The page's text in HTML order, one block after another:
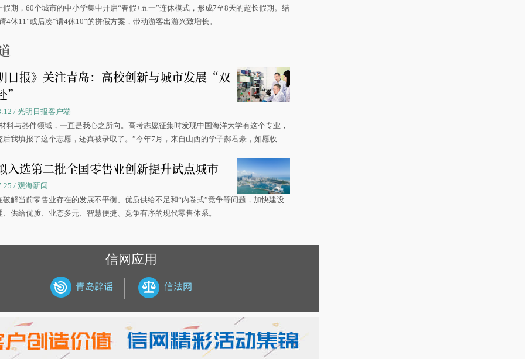
假期，60个城市的中小学集中开启“春假+五一”连休模式，形成7至8天的超长假期。结
4休11”或后凑“请4休10”的拼假方案，带动游客出游兴致增长。
日报》关注青岛：高校创新与城市发展“双
”
/ 光明日报客户端
料与器件领域，一直是我心之所向。高考志愿征集时发现中国海洋大学有这个专业，
后我填报了这个志愿，还真被录取了。”今年7月，来自山西的学子郝君豪，如愿收到
入选第二批全国零售业创新提升试点城市
/ 观海新闻
破解当前零售业存在的发展不平衡、优质供给不足和“内卷式”竞争等问题，加快建设
、供给优质、业态多元、智慧便捷、竞争有序的现代零售体系。
信网应用